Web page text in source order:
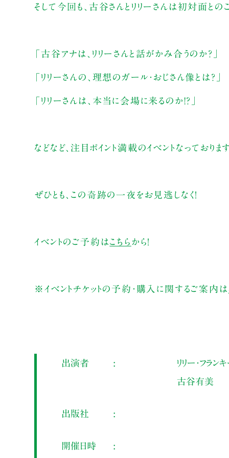
そして今回も、古谷さんとリリーさんは初対面との
「古谷アナは、リリーさんと話がかみ合うのか？」
「リリーさんの、理想のガール・おじさん像とは？」
「リリーさんは、本当に会場に来るのか!?」
などなど、注目ポイント満載のイベントなっております
ぜひとも、この奇跡の一夜をお見逃しなく！
イベントのご予約はこちら から！
※イベントチケットの予約・購入に関するご案内は
出演者
リリー・フラン
古谷有美
出版社
開催日時